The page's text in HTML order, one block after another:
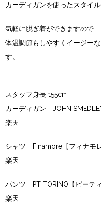
カーディガンを使ったスタイル
気軽に脱ぎ着ができますので
体温調節もしやすくイージー
す。
スタッフ身長 155cm
カーディガン JOHN
楽天
シャツ Finamore【フィナモ
楽天
パンツ PT TORINO【ピーテ
楽天